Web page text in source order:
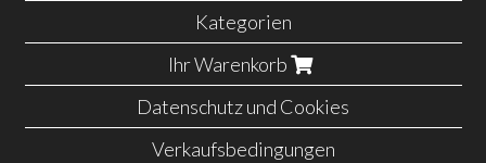
Kategorien
Ihr Warenkorb
Datenschutz und Cookies
Verkaufsbedingungen